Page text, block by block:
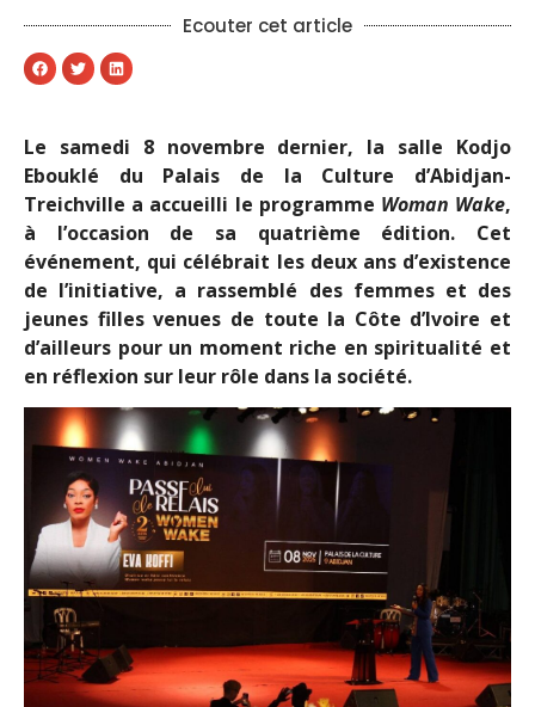
Ecouter cet article
Le samedi 8 novembre dernier, la salle Kodjo
Ebouklé du Palais de la Culture d’Abidjan-
Treichville a accueilli le programme Woman Wake,
à l’occasion de sa quatrième édition. Cet
événement, qui célébrait les deux ans d’existence
de l’initiative, a rassemblé des femmes et des
jeunes filles venues de toute la Côte d’Ivoire et
d’ailleurs pour un moment riche en spiritualité et
en réflexion sur leur rôle dans la société.